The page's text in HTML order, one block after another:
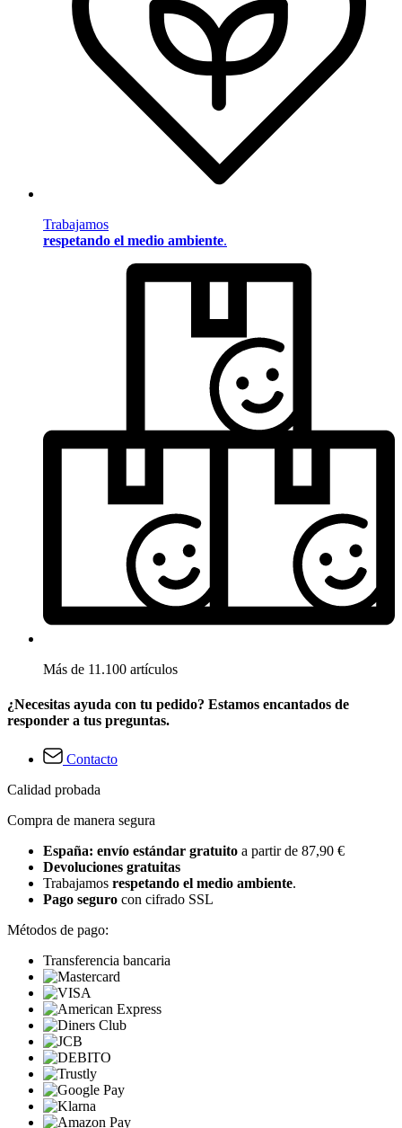
Trabajamos
respetando el medio ambiente.
Más de 11.100 artículos
¿Necesitas ayuda con tu pedido? Estamos encantados de
responder a tus preguntas.
Contacto
Calidad probada
Compra de manera segura
España: envío estándar gratuito a partir de 87,90 €
Devoluciones gratuitas
Trabajamos respetando el medio ambiente.
Pago seguro con cifrado SSL
Métodos de pago:
Transferencia bancaria